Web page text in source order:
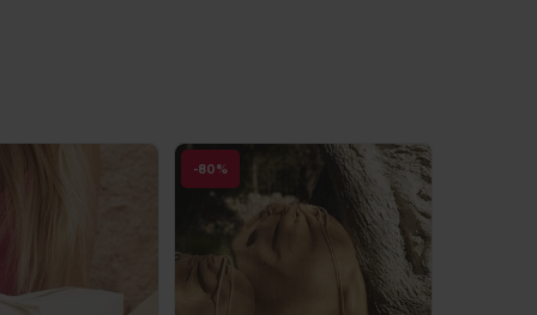
-80%